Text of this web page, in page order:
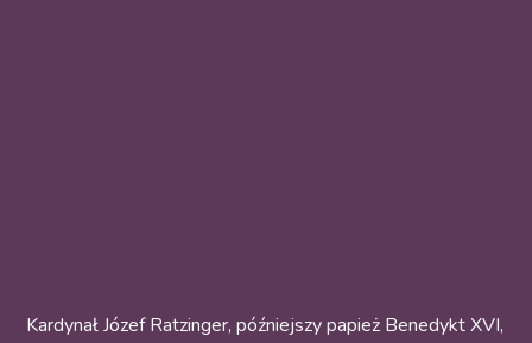
Kardynał Józef Ratzinger, późniejszy papież Benedykt XVI,